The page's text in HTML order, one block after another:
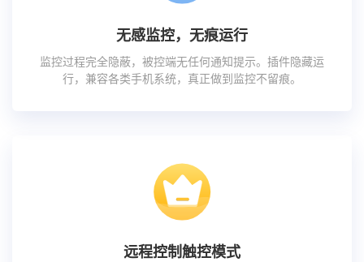
无感监控，无痕运行
监控过程完全隐蔽，被控端无任何通知提示。插件隐藏运
行，兼容各类手机系统，真正做到监控不留痕。
远程控制触控模式